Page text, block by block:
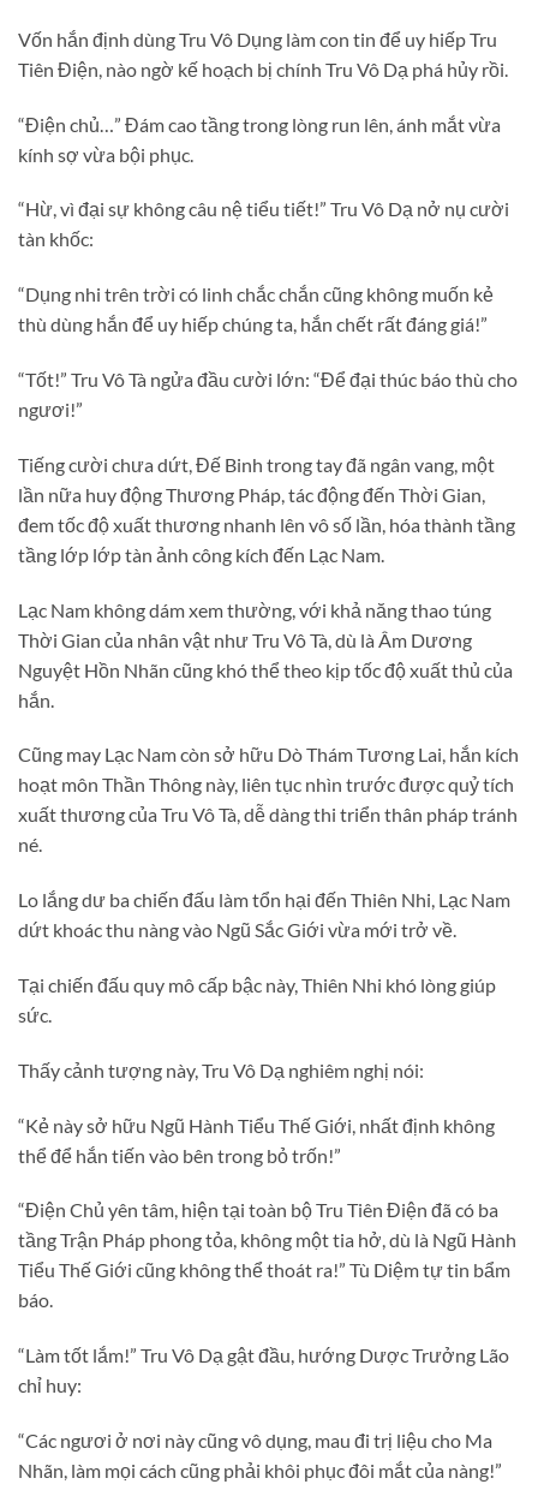
Vốn hắn định dùng Tru Vô Dụng làm con tin để uy hiếp Tru
Tiên Điện, nào ngờ kế hoạch bị chính Tru Vô Dạ phá hủy rồi.
“Điện chủ…” Đám cao tầng trong lòng run lên, ánh mắt vừa
kính sợ vừa bội phục.
“Hừ, vì đại sự không câu nệ tiểu tiết!” Tru Vô Dạ nở nụ cười
tàn khốc:
“Dụng nhi trên trời có linh chắc chắn cũng không muốn kẻ
thù dùng hắn để uy hiếp chúng ta, hắn chết rất đáng giá!”
“Tốt!” Tru Vô Tà ngửa đầu cười lớn: “Để đại thúc báo thù cho
ngươi!”
Tiếng cười chưa dứt, Đế Binh trong tay đã ngân vang, một
lần nữa huy động Thương Pháp, tác động đến Thời Gian,
đem tốc độ xuất thương nhanh lên vô số lần, hóa thành tầng
tầng lớp lớp tàn ảnh công kích đến Lạc Nam.
Lạc Nam không dám xem thường, với khả năng thao túng
Thời Gian của nhân vật như Tru Vô Tà, dù là Âm Dương
Nguyệt Hồn Nhãn cũng khó thể theo kịp tốc độ xuất thủ của
hắn.
Cũng may Lạc Nam còn sở hữu Dò Thám Tương Lai, hắn kích
hoạt môn Thần Thông này, liên tục nhìn trước được quỷ tích
xuất thương của Tru Vô Tà, dễ dàng thi triển thân pháp tránh
né.
Lo lắng dư ba chiến đấu làm tổn hại đến Thiên Nhi, Lạc Nam
dứt khoác thu nàng vào Ngũ Sắc Giới vừa mới trở về.
Tại chiến đấu quy mô cấp bậc này, Thiên Nhi khó lòng giúp
sức.
Thấy cảnh tượng này, Tru Vô Dạ nghiêm nghị nói:
“Kẻ này sở hữu Ngũ Hành Tiểu Thế Giới, nhất định không
thể để hắn tiến vào bên trong bỏ trốn!”
“Điện Chủ yên tâm, hiện tại toàn bộ Tru Tiên Điện đã có ba
tầng Trận Pháp phong tỏa, không một tia hở, dù là Ngũ Hành
Tiểu Thế Giới cũng không thể thoát ra!” Tù Diệm tự tin bẩm
báo.
“Làm tốt lắm!” Tru Vô Dạ gật đầu, hướng Dược Trưởng Lão
chỉ huy:
“Các ngươi ở nơi này cũng vô dụng, mau đi trị liệu cho Ma
Nhãn, làm mọi cách cũng phải khôi phục đôi mắt của nàng!”